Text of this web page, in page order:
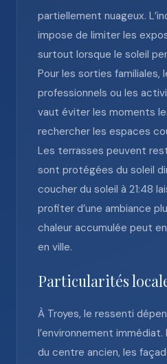
partiellement nuageux.
impose de limiter les
surtout lorsque le soleil
Pour les sorties familiales,
professionnels ou les
vaut éviter les moments
rechercher les espaces
Les terrasses peuvent
sont protégées du soleil
coucher du soleil à 21:48
profiter d’une ambiance
chaleur accumulée peut
en ville.
Particularités
À Troyes, le ressenti
l’environnement
du centre ancien, les